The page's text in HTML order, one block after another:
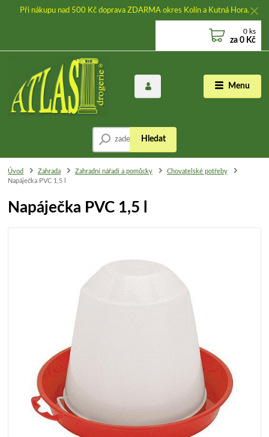
Při nákupu nad 500 Kč doprava ZDARMA okres Kolín a Kutná Hora.
Menu
Hledat
0 ks
za 0 Kč
Úvod Zahrada Zahradní nářadí a pomůcky
Chovatelské potřeby
Napáječka PVC 1,5 l
Napáječka PVC 1,5 l